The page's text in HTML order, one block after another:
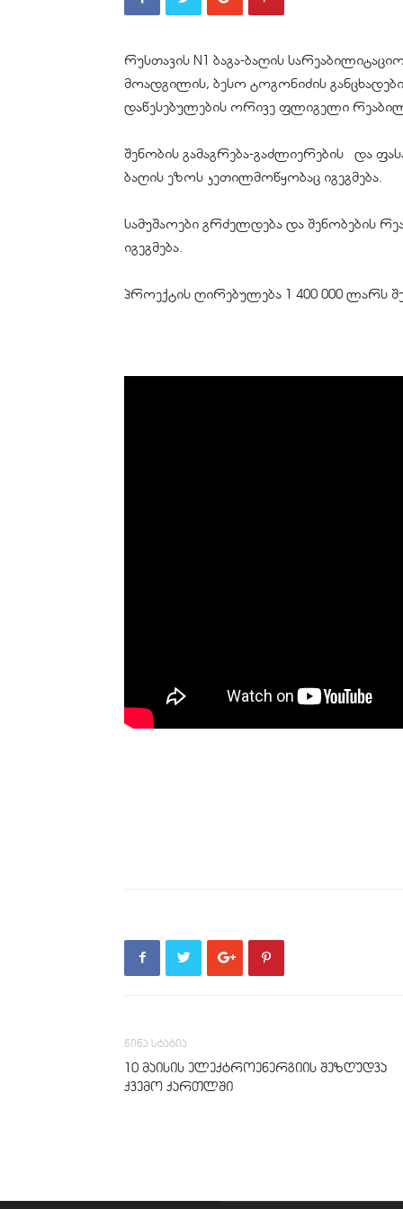
რუსთავის N1 ბაგა-ბაღის
მოადგილის, ბესო ტოგონიძის
დაწესებულების ორივე ფლიგელი
შენობის გამაგრება-გაძლიერების და
ბაღის ეზოს კეთილმოწყობაც იგეგმება.
სამუშაოები გრძელდება და შენობების
იგეგმება.
პროექტის ღირებულება 1 400 000 ლარს
წინა სტატია
10 მაისის ელექტროენერგიის შეზღუდვა
ქვემო ქართლში